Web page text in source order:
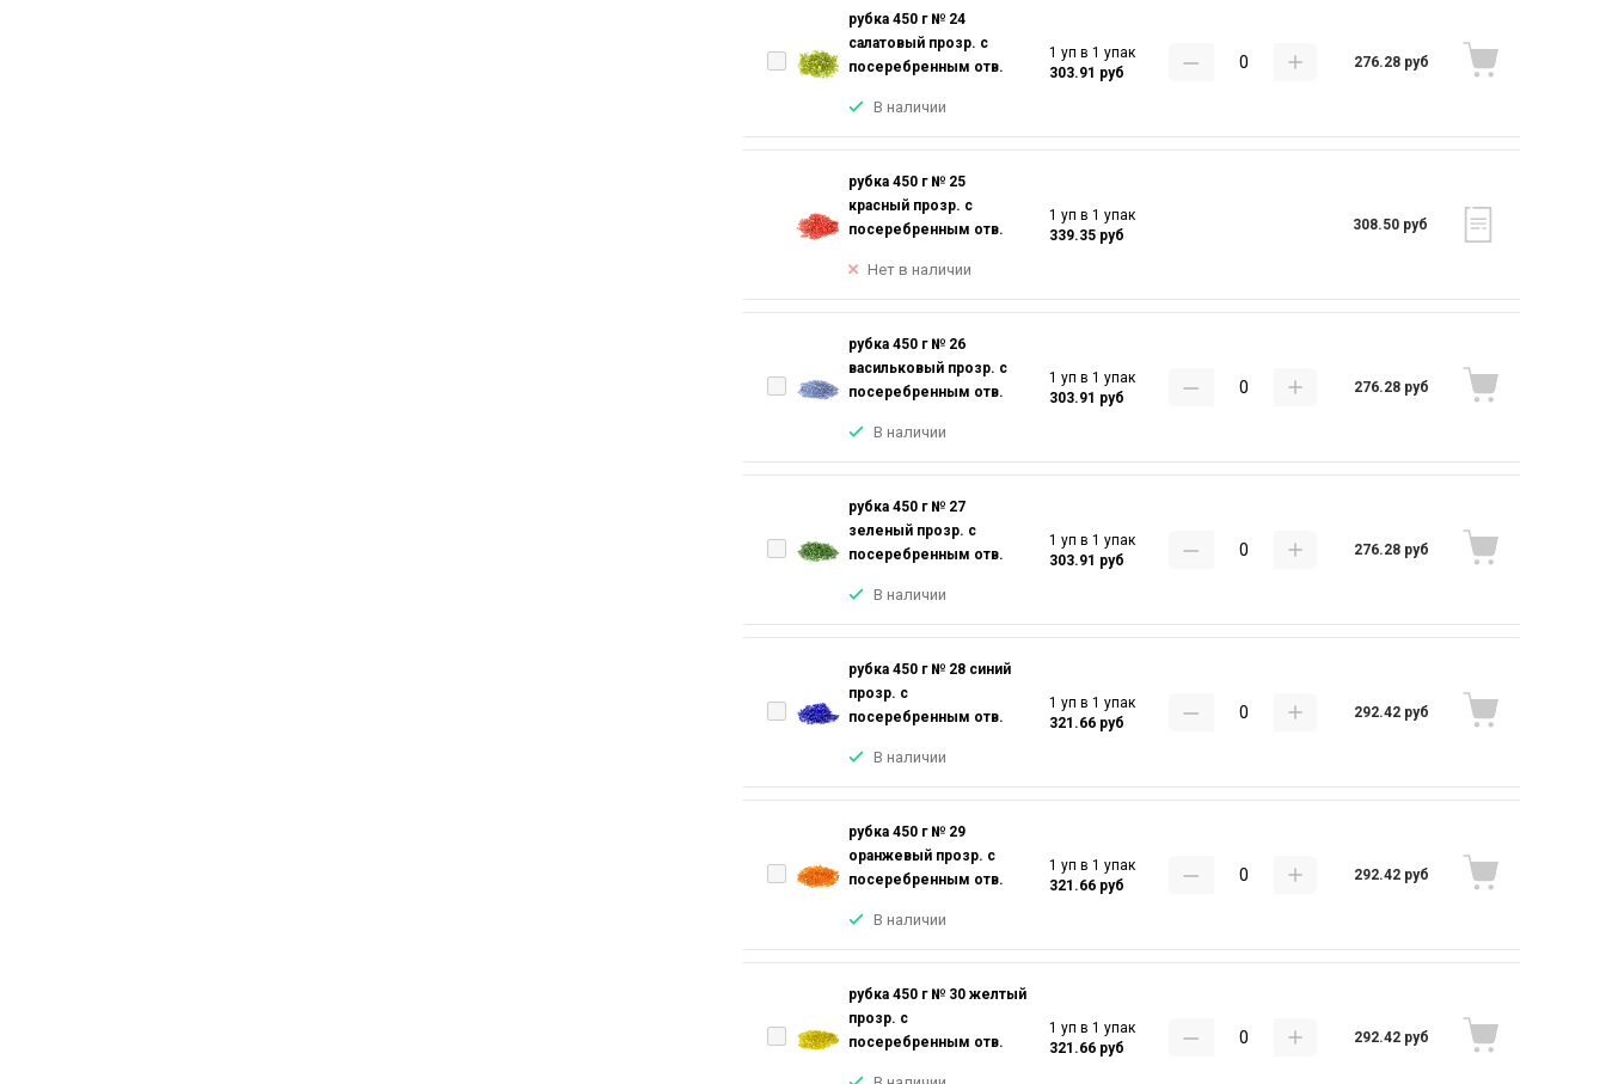
рубка 450 г № 24
салатовый прозр. с
посеребренным отв.
В наличии
1 уп в 1 упак
303.91 руб
276.28 руб
рубка 450 г № 25
красный прозр. с
посеребренным отв.
Нет в наличии
1 уп в 1 упак
339.35 руб
308.50 руб
рубка 450 г № 26
васильковый прозр. с
посеребренным отв.
В наличии
1 уп в 1 упак
303.91 руб
276.28 руб
рубка 450 г № 27
зеленый прозр. с
посеребренным отв.
В наличии
1 уп в 1 упак
303.91 руб
276.28 руб
рубка 450 г № 28 синий
прозр. с
посеребренным отв.
В наличии
1 уп в 1 упак
321.66 руб
292.42 руб
рубка 450 г № 29
оранжевый прозр. с
посеребренным отв.
В наличии
1 уп в 1 упак
321.66 руб
292.42 руб
рубка 450 г № 30 желтый
прозр. с
посеребренным отв.
1 уп в 1 упак
321.66 руб
292.42 руб